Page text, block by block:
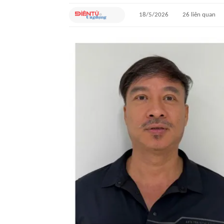
18/5/2026 26 liên quan